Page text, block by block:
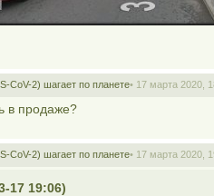
CoV-2) шагает по планете• 17 марта 2020,
в продаже?
CoV-2) шагает по планете• 17 марта 2020,
17 19:06)